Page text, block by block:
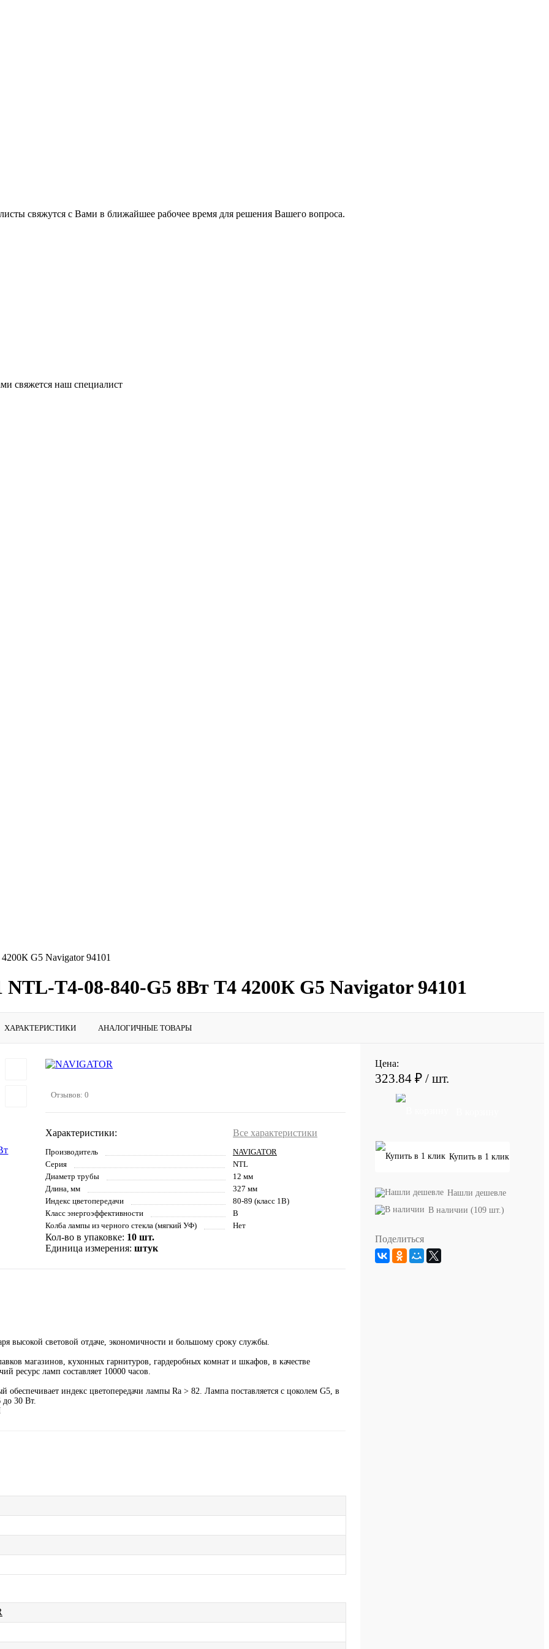
свяжутся с Вами в ближайшее рабочее время для решения Вашего вопроса.
свяжется наш специалист
G5 Navigator 94101
T4-08-840-G5 8Вт T4 4200К G5 Navigator 94101
ХАРАКТЕРИСТИКИ АНАЛОГИЧНЫЕ ТОВАРЫ
Отзывов: 0
Характеристики: Все характеристики
Производитель
NAVIGATOR
Серия
NTL
Диаметр трубы
12 мм
Длина, мм
327 мм
Индекс цветопередачи
80-89 (класс 1В)
Класс энергоэффективности
B
Колба лампы из черного стекла (мягкий УФ)
Нет
Кол-во в упаковке: 10 шт.
Единица измерения: штук
высокой световой отдаче, экономичности и большому сроку службы.
магазинов, кухонных гарнитуров, гардеробных комнат и шкафов, в качестве
ресурс ламп составляет 10000 часов.
индекс цветопередачи лампы Ra > 82. Лампа поставляется с цоколем G5, в
30 Вт.
Цена:
323.84 ₽ / шт.
Купить в 1 клик
Нашли дешевле
В наличии (109 шт.)
Поделиться